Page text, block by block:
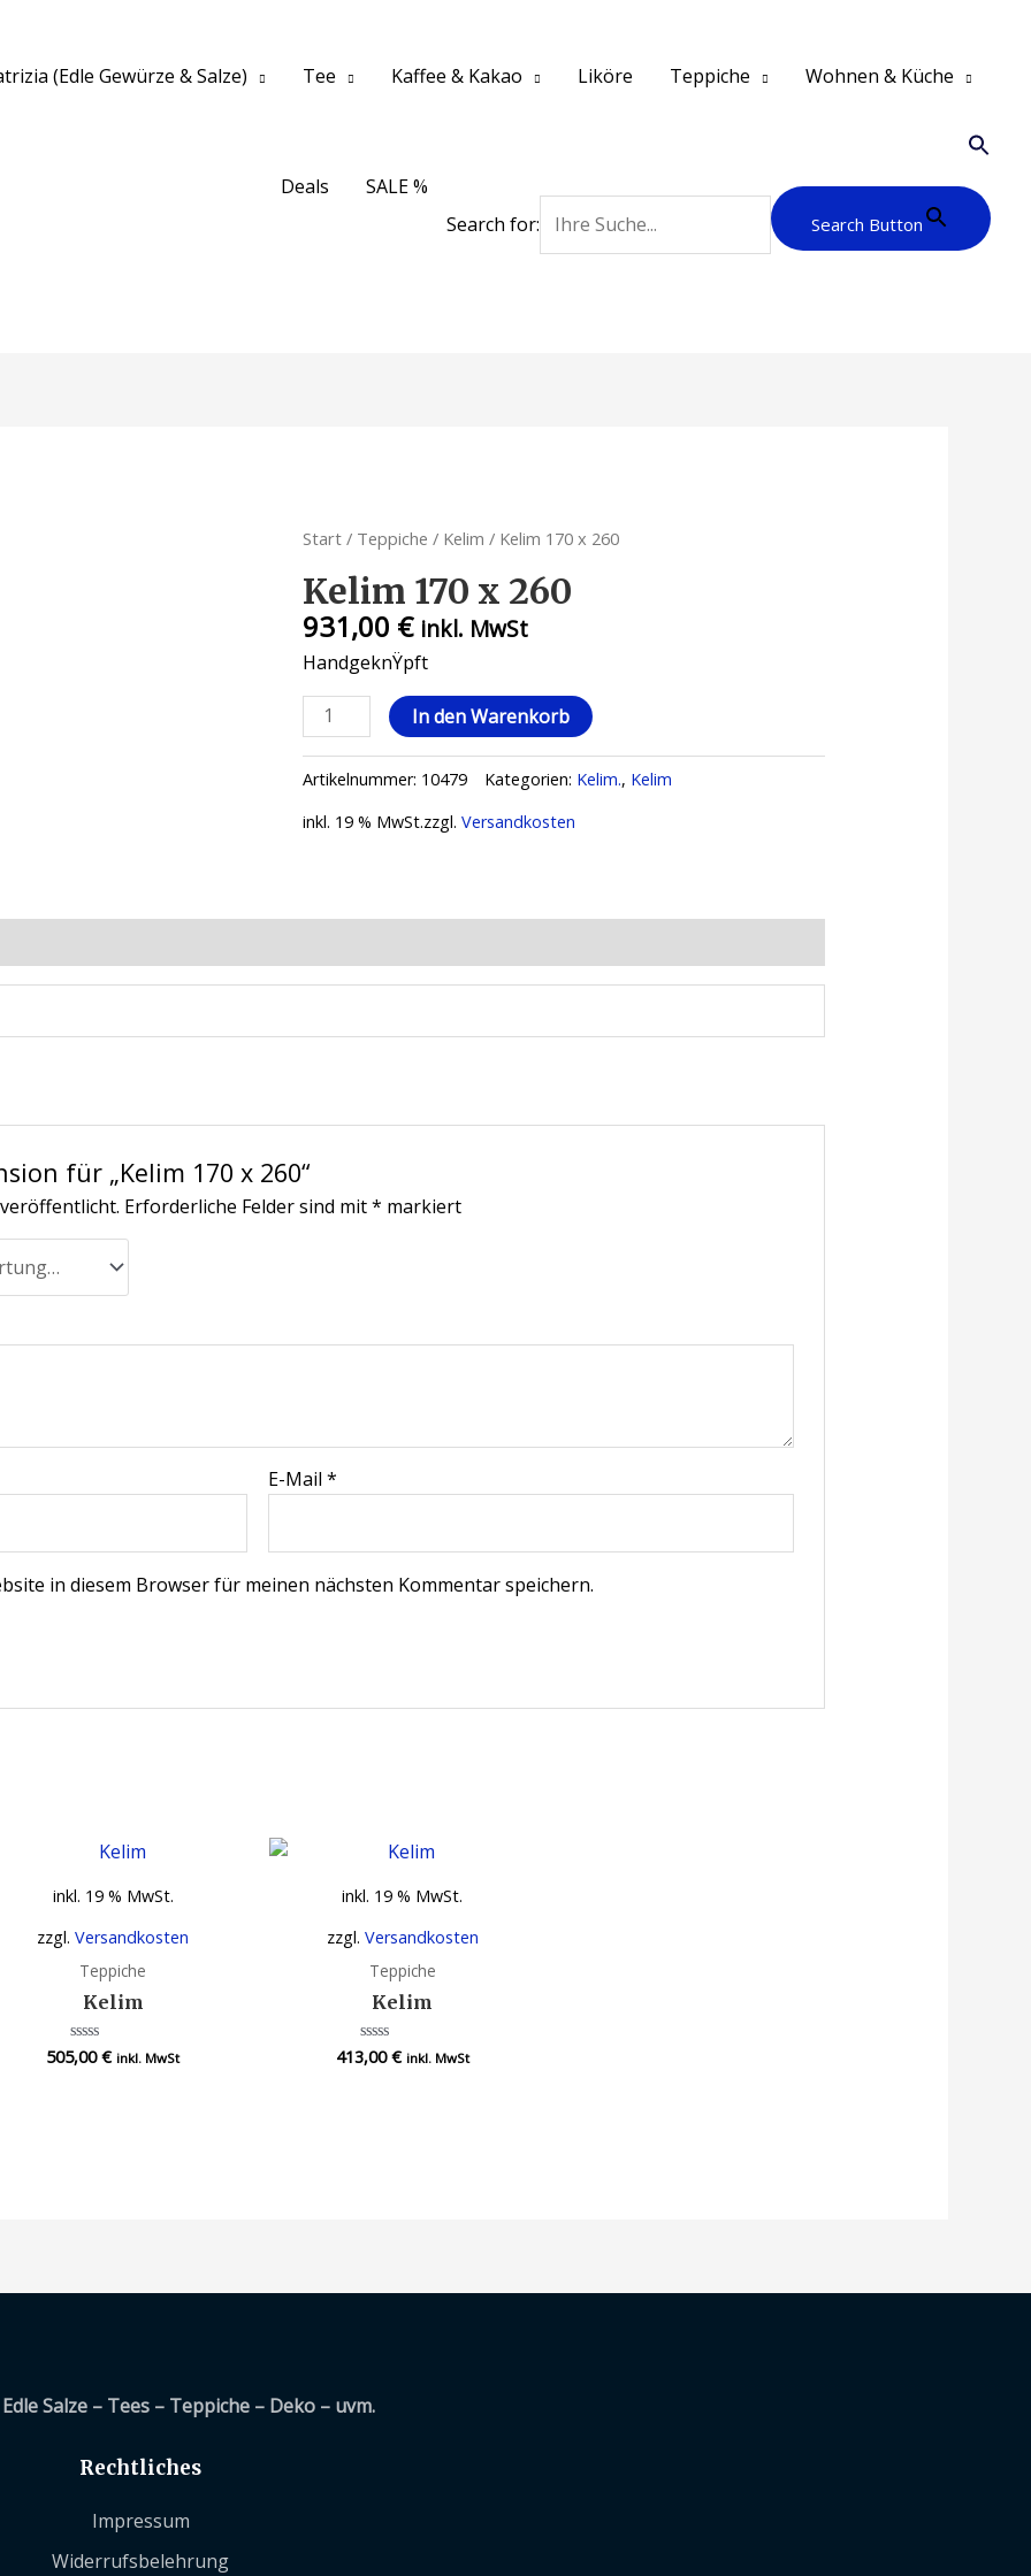
(Edle Gewürze & Salze) Tee Kaffee & Kakao Liköre Teppiche Wohnen & Küche
Deals
SALE %
Search for:
Search Button
Start / Teppiche / Kelim / Kelim 170 x 260
Kelim 170 x 260
931,00 € inkl. MwSt
HandgeknŸpft
Kelim
170
x
260
Menge
In den Warenkorb
Artikelnummer: 10479 Kategorien: Kelim., Kelim
inkl. 19 % MwSt.zzgl.Versandkosten
für „Kelim 170 x 260“
Erforderliche Felder sind mit* markiert
E-Mail*
in diesem Browser für meinen nächsten Kommentar speichern.
inkl. 19 % MwSt.
zzgl.Versandkosten
Teppiche
Kelim
Bewertet
mit
505,00€ inkl. MwSt
inkl. 19 % MwSt.
zzgl. Versandkosten
Teppiche
Kelim
Bewertet
mit
413,00€ inkl. MwSt
Salze – Tees – Teppiche – Deko – uvm.
Rechtliches
Impressum
Widerrufsbelehrung